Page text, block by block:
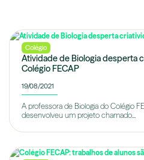
Colégio
Atividade de Biologia desperta
Colégio FECAP
19/08/2021
A professora de Biologia do Colégio
desenvolveu um projeto chamado...